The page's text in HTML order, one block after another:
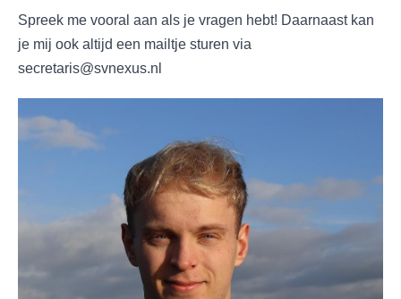
Spreek me vooral aan als je vragen hebt! Daarnaast kan
je mij ook altijd een mailtje sturen via
secretaris@svnexus.nl